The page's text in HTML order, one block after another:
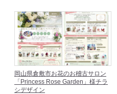
岡山県倉敷市お花のお稽古サロン
「Princess Rose Garden」様チラ
シデザイン